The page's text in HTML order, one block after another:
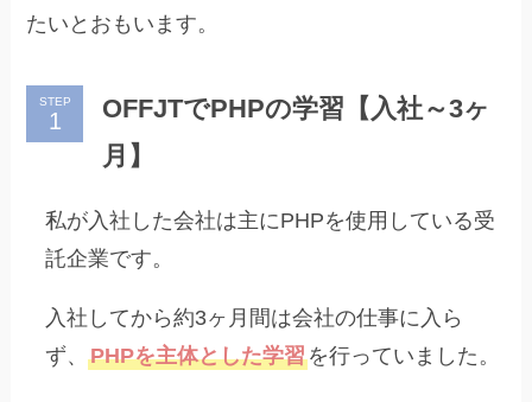
たいとおもいます。
STEP
OFFJTでPHPの学習【入社～3ヶ
月】
私が入社した会社は主にPHPを使用している受
託企業です。
入社してから約3ヶ月間は会社の仕事に入ら
ず、PHPを主体とした学習を行っていました。